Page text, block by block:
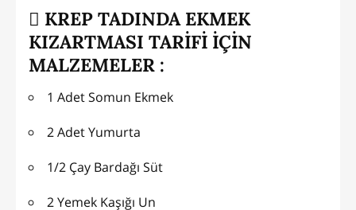
KREP TADINDA EKMEK
KIZARTMASI TARİFİ İÇİN
MALZEMELER :
1 Adet Somun Ekmek
2 Adet Yumurta
1/2 Çay Bardağı Süt
2 Yemek Kaşığı Un